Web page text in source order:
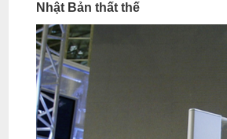
Nhật Bản thất thế